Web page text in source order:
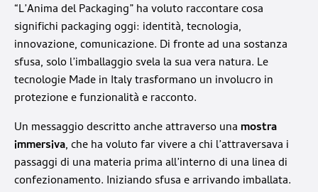
“L’Anima del Packaging” ha voluto raccontare cosa
significhi packaging oggi: identità, tecnologia,
innovazione, comunicazione. Di fronte ad una sostanza
sfusa, solo l’imballaggio svela la sua vera natura. Le
tecnologie Made in Italy trasformano un involucro in
protezione e funzionalità e racconto.
Un messaggio descritto anche attraverso una mostra
immersiva, che ha voluto far vivere a chi l’attraversava i
passaggi di una materia prima all’interno di una linea di
confezionamento. Iniziando sfusa e arrivando imballata.